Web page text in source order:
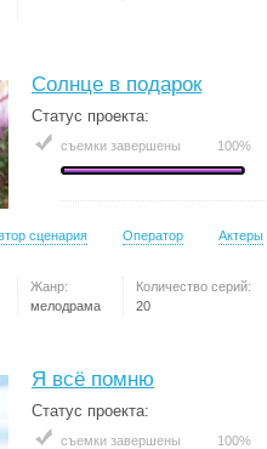
Солнце в подарок
Статус проекта:
съемки завершены 100%
сценария Оператор Актеры
Жанр:
мелодрама
Количество серий:
20
Я всё помню
Статус проекта:
съемки завершены 100%